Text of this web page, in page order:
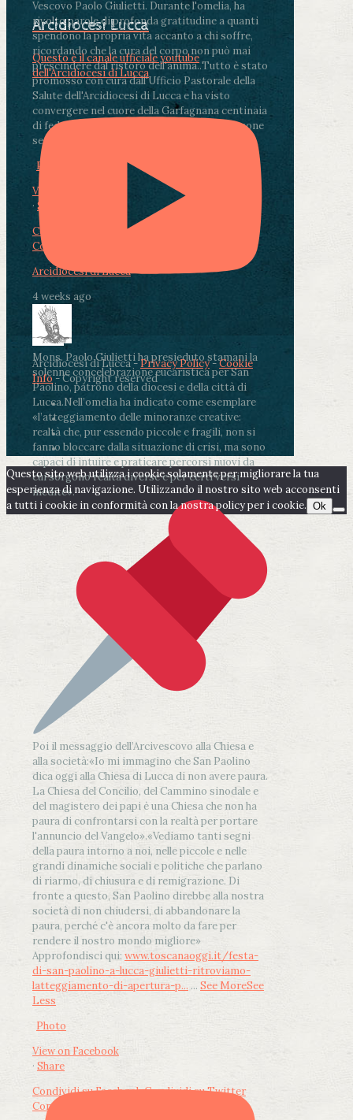
Vescovo Paolo Giulietti. Durante l'omelia, ha
rivolto parole di profonda gratitudine a quanti
spendono la propria vita accanto a chi soffre,
ricordando che la cura del corpo non può mai
prescindere dal ristoro dell'anima..Tutto è stato
promosso con cura dall'Ufficio Pastorale della
Salute dell'Arcidiocesi di Lucca e ha visto
convergere nel cuore della Garfagnana centinaia
di fedeli, operatori sanitari, volontari e persone
segnate dalla malattia.
Photo
View on Facebook
· Share
Condividi su Facebook
Condividi su LinkedIn
Arcidiocesi di Lucca
4 weeks ago
Mons. Paolo Giulietti ha presieduto stamani la
solenne concelebrazione eucaristica per San
Paolino, patrono della diocesi e della città di
Lucca.Nell’omelia ha indicato come esemplare
«l’atteggiamento delle minoranze creative:
realtà che, pur essendo piccole e fragili, non si
fanno bloccare dalla situazione di crisi, ma sono
capaci di intuire e praticare percorsi nuovi da
cui sorgono realtà diverse e per certi versi
inedite».
Poi il messaggio dell’Arcivescovo alla Chiesa e
alla società:«Io mi immagino che San Paolino
dica oggi alla Chiesa di Lucca di non avere paura.
La Chiesa del Concilio, del Cammino sinodale e
del magistero dei papi è una Chiesa che non ha
paura di confrontarsi con la realtà per portare
l'annuncio del Vangelo».«Vediamo tanti segni
della paura intorno a noi, nelle piccole e nelle
grandi dinamiche sociali e politiche che parlano
di riarmo, di chiusura e di remigrazione. Di
fronte a questo, San Paolino direbbe alla nostra
società di non chiudersi, di abbandonare la
paura, perché c'è ancora molto da fare per
rendere il nostro mondo migliore»
Approfondisci qui: www.toscanaoggi.it/festa-
di-san-paolino-a-lucca-giulietti-ritroviamo-
latteggiamento-di-apertura-p... ... See MoreSee
Less
Photo
View on Facebook
· Share
Condividi su FacebookCondividi su Twitter
Condividi su LinkedIn
Arcidiocesi Lucca
Questo è il canale ufficiale youtube
dell'Arcidiocesi di Lucca
Arcidiocesi di Lucca -Privacy Policy-Cookie
Info- Copyright reserved
Questo sito web utilizza i cookie solamente per migliorare la tua
esperienza di navigazione. Utilizzando il nostro sito web acconsenti
a tutti i cookie in conformità con la nostra policy per i cookie. Ok